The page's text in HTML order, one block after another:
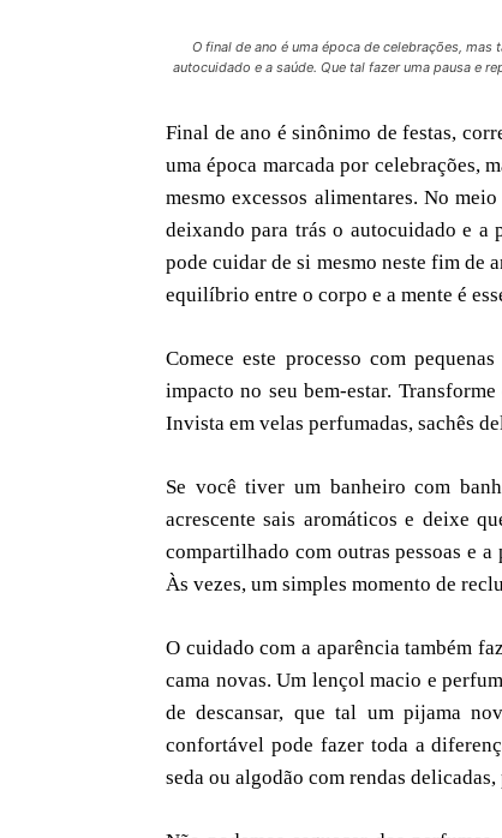
O final de ano é uma época de celebrações,
autocuidado e a saúde. Que tal fazer uma pausa e
Final de ano é sinônimo de festas,
uma época marcada por celebrações,
mesmo excessos alimentares. No
deixando para trás o autocuidado e a
pode cuidar de si mesmo neste fim de
equilíbrio entre o corpo e a mente é
Comece este processo com
impacto no seu bem-estar.
Invista em velas perfumadas, sachês
Se você tiver um banheiro com
acrescente sais aromáticos e deixe
compartilhado com outras pessoas e
Às vezes, um simples momento de
O cuidado com a aparência também
cama novas. Um lençol macio e
de descansar, que tal um pijama
confortável pode fazer toda a
seda ou algodão com rendas